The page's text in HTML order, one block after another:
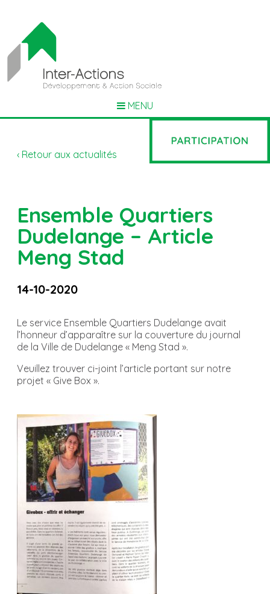
MENU
‹ Retour aux actualités
Ensemble Quartiers
Dudelange – Article
Meng Stad
14-10-2020
Le service Ensemble Quartiers Dudelange avait
l’honneur d’apparaître sur la couverture du journal
de la Ville de Dudelange « Meng Stad ».
Veuillez trouver ci-joint l’article portant sur notre
projet « Give Box ».